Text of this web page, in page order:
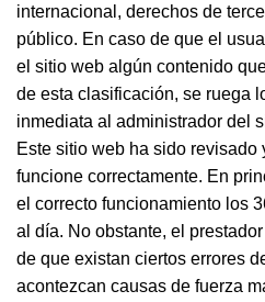
internacional, derechos de
público. En caso de que el
el sitio web algún contenido
de esta clasificación, se ruega
inmediata al administrador del
Este sitio web ha sido revisado
funcione correctamente. En
el correcto funcionamiento los
al día. No obstante, el
de que existan ciertos errores
acontezcan causas de fuerza